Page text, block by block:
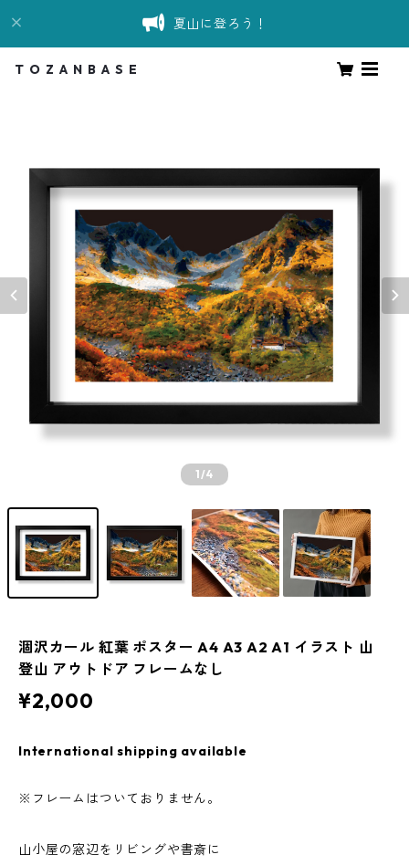
夏山に登ろう！
T O Z A N B A S E
1/4
涸沢カール 紅葉 ポスター A4 A3 A2 A1 イラスト 山
登山 アウトドア フレームなし
¥2,000
International shipping available
※フレームはついておりません。
山小屋の窓辺をリビングや書斎に